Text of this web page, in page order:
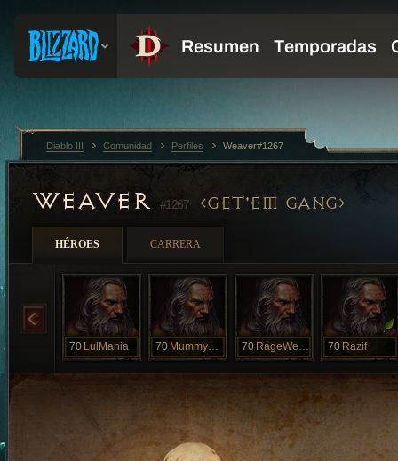
WEAVER #1267 GET'EM GANG
HÉROES CARRERA
70 LulMania 70 MummyPet 70 RageWeaver 70 Razif
Diablo III Comunidad Perfiles Weaver#1267